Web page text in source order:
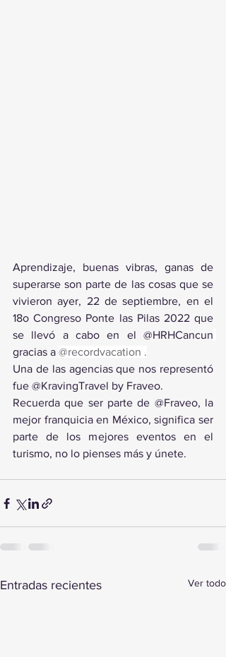
Aprendizaje, buenas vibras, ganas de
superarse son parte de las cosas que se
vivieron ayer, 22 de septiembre, en el
18o Congreso Ponte las Pilas 2022 que
se llevó a cabo en el @HRHCancun
gracias a @recordvacation .
Una de las agencias que nos representó
fue @KravingTravel by Fraveo.
Recuerda que ser parte de @Fraveo, la
mejor franquicia en México, significa ser
parte de los mejores eventos en el
turismo, no lo pienses más y únete.
Entradas recientes Ver todo